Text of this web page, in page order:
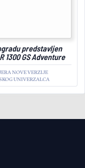
predstavljen
1300 GS Adventure
NOVE VERZIJE
UNIVERZALCA